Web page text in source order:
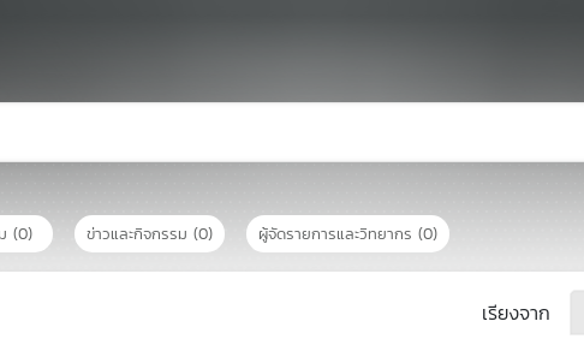
(0) ข่าวและกิจกรรม (0) ผู้จัดรายการและวิทยากร (0)
เรียงจาก